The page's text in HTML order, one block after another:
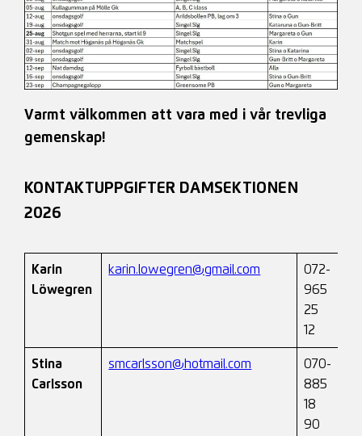
Varmt välkommen att vara med i vår trevliga
gemenskap!
KONTAKTUPPGIFTER DAMSEKTIONEN
2026
Karin
Löwegren
karin.lowegren@gmail.com
072-
965
25
12
Stina
Carlsson
smcarlsson@hotmail.com
070-
885
18
90